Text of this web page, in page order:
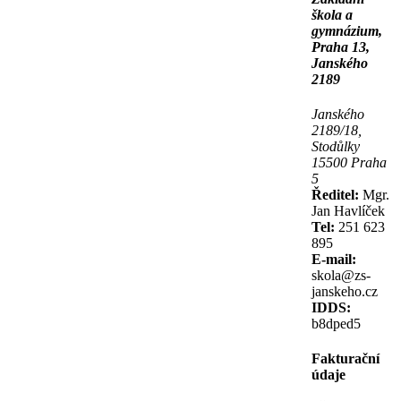
škola a
gymnázium,
Praha 13,
Janského
2189
Janského
2189/18,
Stodůlky
15500 Praha
5
Ředitel: Mgr.
Jan Havlíček
Tel: 251 623
895
E-mail:
skola@zs-
janskeho.cz
IDDS:
b8dped5
Fakturační
údaje